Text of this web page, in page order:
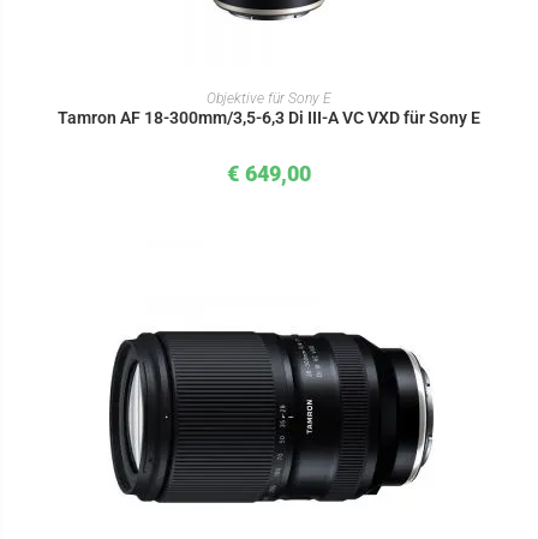
IN DEN WARENKORB
Objektive für Sony E
Tamron AF 18-300mm/3,5-6,3 Di III-A VC VXD für Sony E
€ 649,00